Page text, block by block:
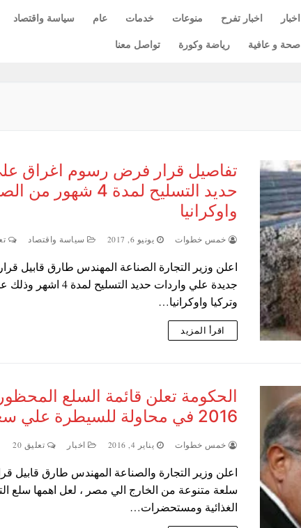
اخبار اخبار تفرح منوعات خدمات عام سياسة واقتصاد
صحة و عافية
رياضة وكورة تواصل معنا
تفاصيل قرار فرض رسوم اغراق
حديد التسليح لمدة 4
واوكرانيا
خمس خطوات يونيو 6, 2017 سياسة واقتصاد
اعلن وزير التجارة الصناعة المهندس طارق قابيل
جديدة علي واردات حديد
وتركيا واوكرانيا…
اقرأ المزيد
الحكومة تعلن قائمة السلع
2016 في محاولة للسيطرة علي سعر الدولار
خمس خطوات يناير 4, 2016 اخبار تعليق 20
سلعة متنوعة من الخارج الي مصر ، لعل اهمها سلع
الغذائية ومستحضرات…